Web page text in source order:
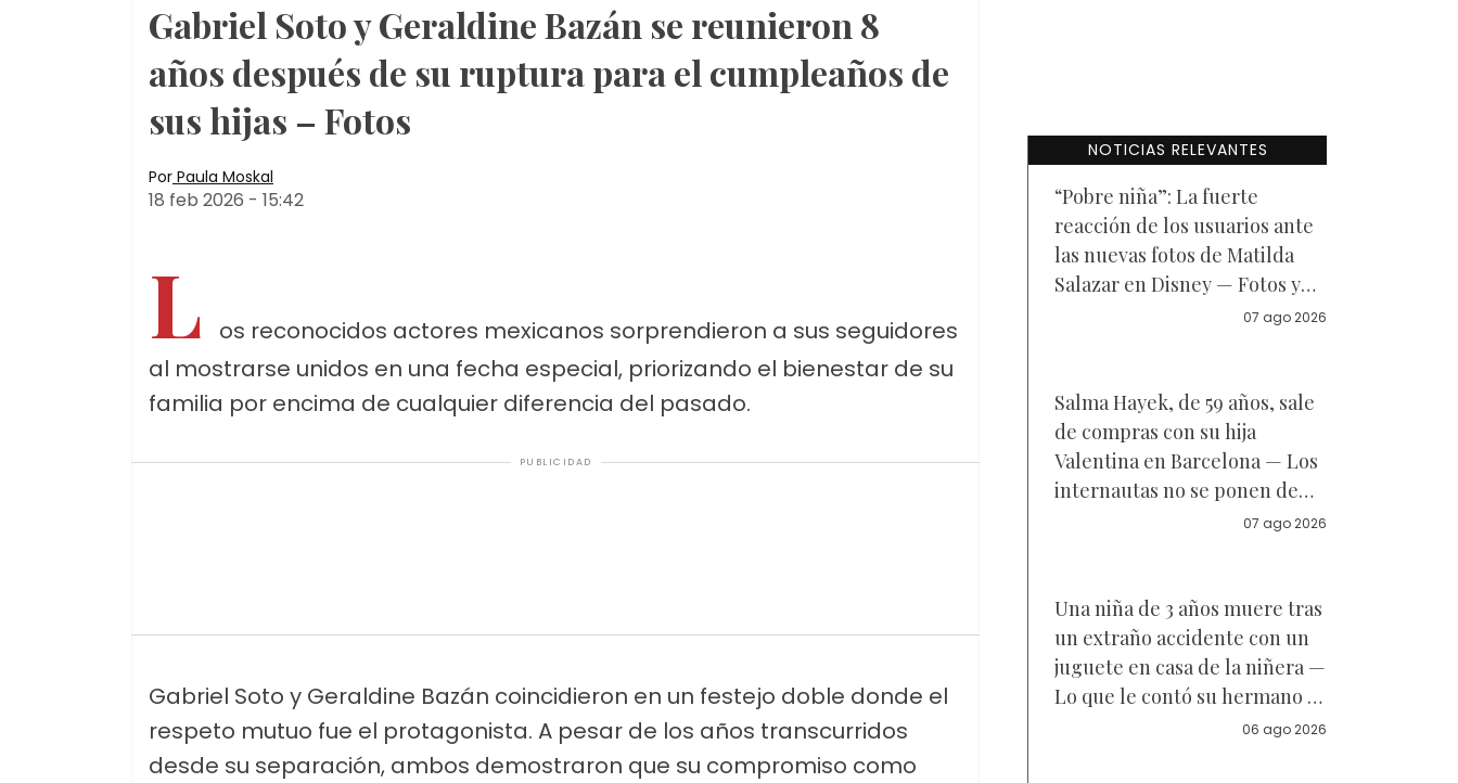
Gabriel Soto y Geraldine Bazán se reunieron 8
años después de su ruptura para el cumpleaños de
sus hijas – Fotos
Por Paula Moskal
18 feb 2026 - 15:42
L
os reconocidos actores mexicanos sorprendieron a sus seguidores
al mostrarse unidos en una fecha especial, priorizando el bienestar de su
familia por encima de cualquier diferencia del pasado.
PUBLICIDAD
Gabriel Soto y Geraldine Bazán coincidieron en un festejo doble donde el
respeto mutuo fue el protagonista. A pesar de los años transcurridos
desde su separación, ambos demostraron que su compromiso como
NOTICIAS RELEVANTES
“Pobre niña”: La fuerte
reacción de los usuarios ante
las nuevas fotos de Matilda
Salazar en Disney — Fotos y
07 ago 2026
Salma Hayek, de 59 años, sale
de compras con su hija
Valentina en Barcelona — Los
internautas no se ponen de
acuerdo sobre a quién se07 ago 2026
Una niña de 3 años muere tras
un extraño accidente con un
juguete en casa de la niñera —
Lo que le contó su hermano a
06 ago 2026